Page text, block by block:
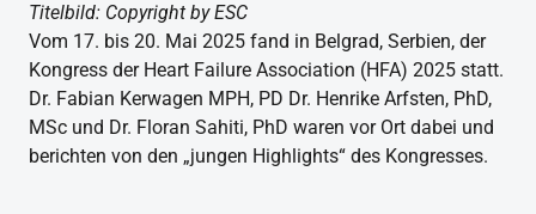
Titelbild: Copyright by ESC
Vom 17. bis 20. Mai 2025 fand in Belgrad, Serbien, der
Kongress der Heart Failure Association (HFA) 2025 statt.
Dr. Fabian Kerwagen MPH, PD Dr. Henrike Arfsten, PhD,
MSc und Dr. Floran Sahiti, PhD waren vor Ort dabei und
berichten von den „jungen Highlights“ des Kongresses.